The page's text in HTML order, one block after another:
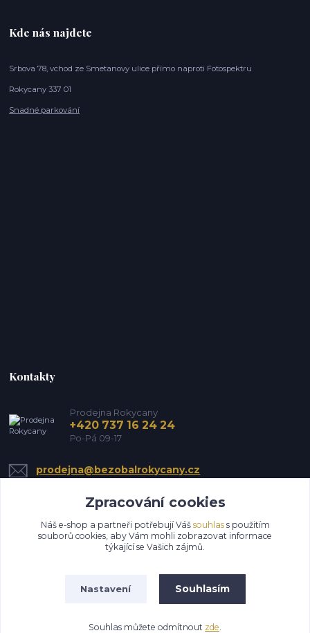
Kde nás najdete
Srbova 78, vchod ze Smetanovy ulice přímo naproti Fotospektru
Rokycany 337 01
Snadné parkování
Kontakty
Prodejna Rokycany
+420 737 16 24 24
Po-Pá 09-17
prodejna@bezobalrokycany.cz
Upravit sběr cookies.
Zpracování cookies
Náš e-shop a partneři potřebují Váš souhlass použitím
souborů cookies, aby Vám mohli zobrazovat informace
týkající se Vašich zájmů.
Nastavení Souhlasím
Souhlas můžete odmítnout zde